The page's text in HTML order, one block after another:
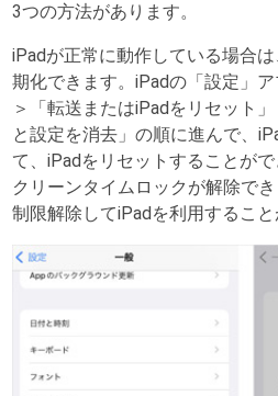
3つの方法があります。
iPadが正常に動作している場合
期化できます。iPadの「設定」ア
＞「転送またはiPadをリセット
と設定を消去」の順に進んで、
て、iPadをリセットすることが
クリーンタイムロックが解除で
制限解除してiPadを利用すること